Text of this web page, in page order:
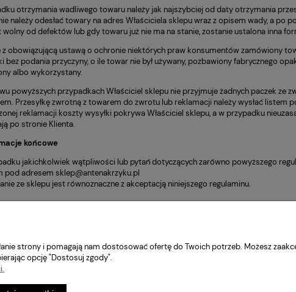
otrzymania wadliwego towaru należy jak najszybciej od daty otrzymania
należy odesłać towary na adres Właściciela sklepu wraz z opisem wady, a po
od defektów lub gdy towaru już nie ma na stanie, zostanie ustalona inna
z obowiązującą ustawą o ochronie niektórych praw konsumentów zamówiony
bez podania przyczyny, o ile towar nie był używany, pozbawiony fabrycznego
albo wykorzystany.
powyższych przypadkach Właściciel sklepu nie przyjmuje żadnych paczek ze
Przesyłkę zwrotną z towarem do zwrotu lub reklamacji należy wysłać
reklamacji koszty wysyłki pokrywa Właściciel sklepu, a w przypadku
po stronie Klienta.
końcowe
jakichkolwiek wątpliwości lub pytań dotyczących zarówno powyższego
pod adresem sklep@antenakrzyku.pl
ze sklepu jest równoznaczne z akceptacją niniejszego regulaminu.
strony i pomagają nam dostosować ofertę do Twoich potrzeb. Możesz
opcję "Dostosuj zgody".